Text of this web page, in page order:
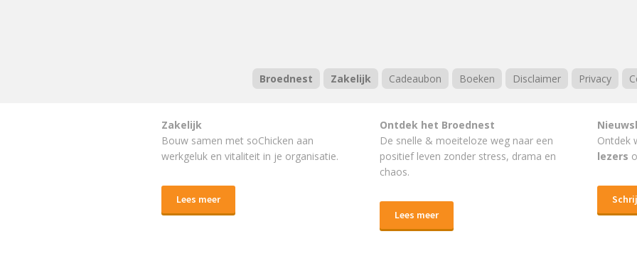
Broednest Zakelijk Cadeaubon Boeken Disclaimer Privacy
Zakelijk
Bouw samen met soChicken aan
werkgeluk en vitaliteit in je organisatie.
Lees meer
Ontdek het Broednest
De snelle & moeiteloze weg naar een
positief leven zonder stress, drama en
chaos.
Lees meer
Ontdek
lezers